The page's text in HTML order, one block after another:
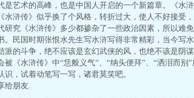
是艺术的高峰，也是中国人开启的一个新篇章。《水
水浒传》似乎换了个风格，转折过大，使人不好接受
研究《水浒传》多少都掺杂了一些政治因素，所以难
。民国时期张恨水先生写水浒写得非常精彩，当今写
派的斗争，绝不应该是玄幻武侠的风，也绝不该是阴
《水浒传》中“恁般义气”、“纳头便拜”、“洒泪而别
，试着动笔写一写，诸君莫笑吧。
给朋友.